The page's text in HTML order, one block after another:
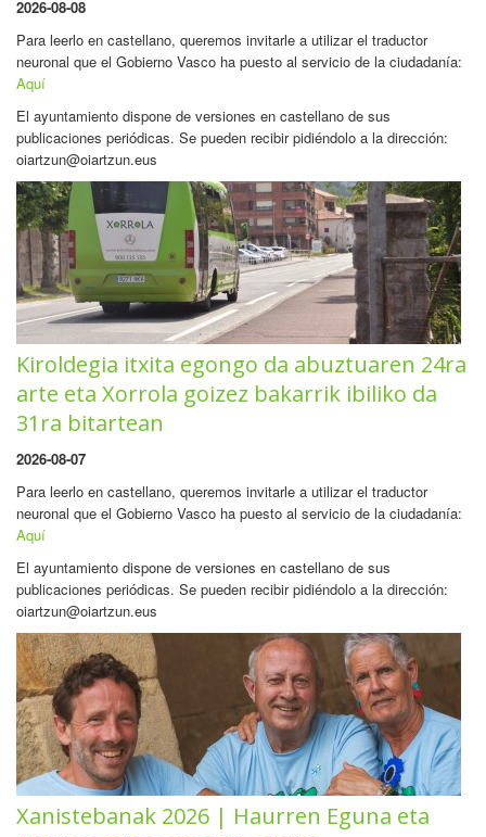
2026-08-08
Para leerlo en castellano, queremos invitarle a utilizar el traductor
neuronal que el Gobierno Vasco ha puesto al servicio de la ciudadanía:
Aquí
El ayuntamiento dispone de versiones en castellano de sus
publicaciones periódicas. Se pueden recibir pidiéndolo a la dirección:
oiartzun@oiartzun.eus
Kiroldegia itxita egongo da abuztuaren 24ra
arte eta Xorrola goizez bakarrik ibiliko da
31ra bitartean
2026-08-07
Para leerlo en castellano, queremos invitarle a utilizar el traductor
neuronal que el Gobierno Vasco ha puesto al servicio de la ciudadanía:
Aquí
El ayuntamiento dispone de versiones en castellano de sus
publicaciones periódicas. Se pueden recibir pidiéndolo a la dirección:
oiartzun@oiartzun.eus
Xanistebanak 2026 | Haurren Eguna eta